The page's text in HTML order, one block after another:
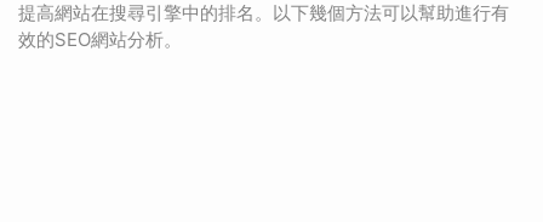
提高網站在搜尋引擎中的排名。以下幾個方法可以幫助進行有
效的SEO網站分析。